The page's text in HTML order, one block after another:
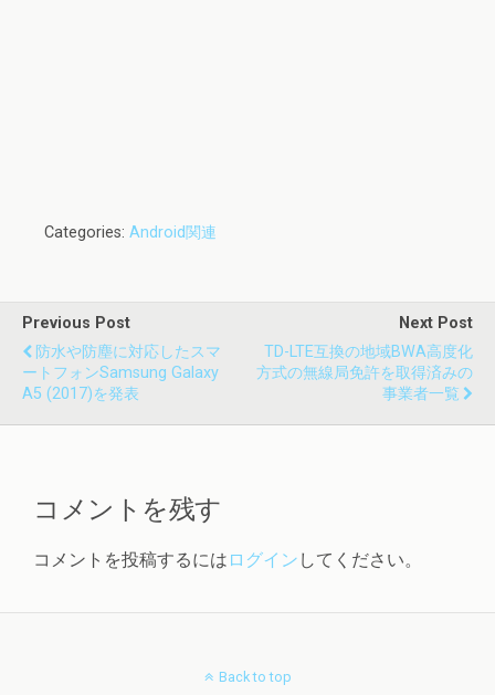
Categories: Android関連
Previous Post
防水や防塵に対応したスマ
ートフォンSamsung Galaxy
A5 (2017)を発表
Next Post
TD-LTE互換の地域BWA高度化
方式の無線局免許を取得済みの
事業者一覧
コメントを残す
コメントを投稿するには ログイン してください。
Back to top